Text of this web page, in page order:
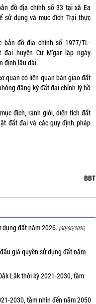
đồ địa chính số 33 tại xã Ea
sử dụng và mục đích Trại thực
đồ địa chính số 1977/TL-
huyện Cư M’gar lập ngày
định lâu dài.
quan có liên quan bàn giao đất
đăng ký đất đai chỉnh lý hồ
đích, ranh giới, diện tích đất
đất đai và các quy định pháp
BBT
dụng đất năm 2026. (30/06/2026,
giá quyền sử dụng đất năm
Lắk thời kỳ 2021-2030, tầm
2030, tầm nhìn đến năm 2050